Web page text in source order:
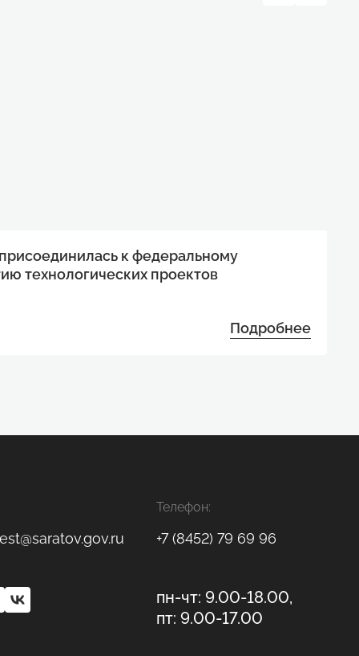
к федеральному
технологических проектов
Подробнее
Телефон:
+7 (8452) 79 69 96
пн-чт: 9.00-18.00,
пт: 9.00-17.00